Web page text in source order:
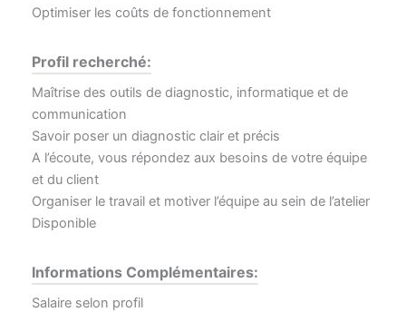
Optimiser les coûts de fonctionnement
Profil recherché:
Maîtrise des outils de diagnostic, informatique et de
communication
Savoir poser un diagnostic clair et précis
A l’écoute, vous répondez aux besoins de votre équipe
et du client
Organiser le travail et motiver l’équipe au sein de l’atelier
Disponible
Informations Complémentaires:
Salaire selon profil